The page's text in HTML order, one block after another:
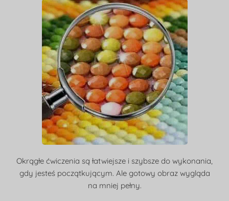
Okrągłe ćwiczenia są łatwiejsze i szybsze do wykonania,
gdy jesteś początkującym. Ale gotowy obraz wygląda
na mniej pełny.